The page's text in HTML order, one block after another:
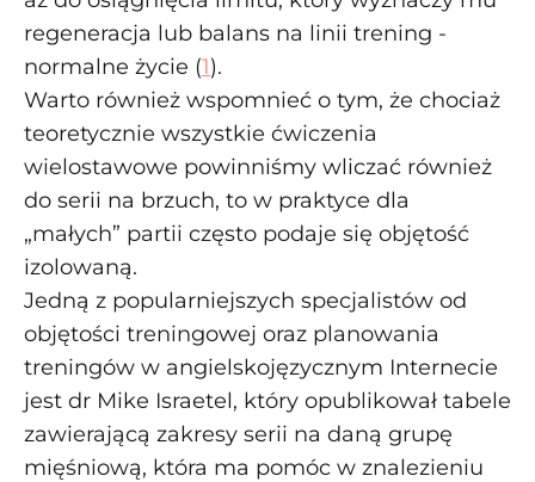
regeneracja lub balans na linii trening -
normalne życie (1).
Warto również wspomnieć o tym, że chociaż
teoretycznie wszystkie ćwiczenia
wielostawowe powinniśmy wliczać również
do serii na brzuch, to w praktyce dla
„małych” partii często podaje się objętość
izolowaną.
Jedną z popularniejszych specjalistów od
objętości treningowej oraz planowania
treningów w angielskojęzycznym Internecie
jest dr Mike Israetel, który opublikował tabele
zawierającą zakresy serii na daną grupę
mięśniową, która ma pomóc w znalezieniu